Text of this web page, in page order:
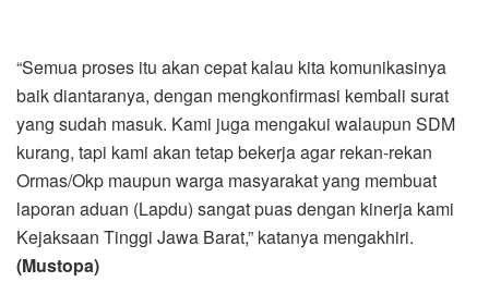
“Semua proses itu akan cepat kalau kita komunikasinya
baik diantaranya, dengan mengkonfirmasi kembali surat
yang sudah masuk. Kami juga mengakui walaupun SDM
kurang, tapi kami akan tetap bekerja agar rekan-rekan
Ormas/Okp maupun warga masyarakat yang membuat
laporan aduan (Lapdu) sangat puas dengan kinerja kami
Kejaksaan Tinggi Jawa Barat,” katanya mengakhiri.
(Mustopa)